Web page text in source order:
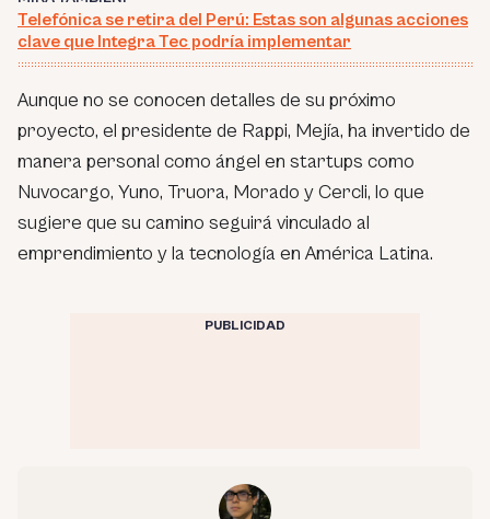
Telefónica se retira del Perú: Estas son algunas acciones
clave que Integra Tec podría implementar
Aunque no se conocen detalles de su próximo
proyecto, el presidente de Rappi, Mejía, ha invertido de
manera personal como ángel en startups como
Nuvocargo, Yuno, Truora, Morado y Cercli, lo que
sugiere que su camino seguirá vinculado al
emprendimiento y la tecnología en América Latina.
PUBLICIDAD